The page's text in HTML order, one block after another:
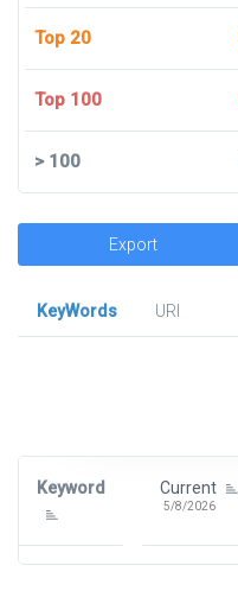
Top 20
Top 100
>100
Export
KeyWords
URl
Keyword Current
5/8/2026